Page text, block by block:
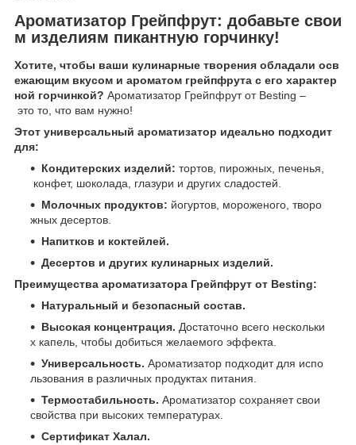
Ароматизатор Грейпфрут: добавьте свои
м изделиям пикантную горчинку!
Хотите, чтобы ваши кулинарные творения обладали осв
ежающим вкусом и ароматом грейпфрута с его характер
ной горчинкой? Ароматизатор Грейпфрут от Besting –
это то, что вам нужно!
Этот универсальный ароматизатор идеально подходит
для:
Кондитерских изделий: тортов, пирожных, печенья,
конфет, шоколада, глазури и других сладостей.
Молочных продуктов: йогуртов, мороженого, творо
жных десертов.
Напитков и коктейлей.
Десертов и других кулинарных изделий.
Преимущества ароматизатора Грейпфрут от Besting:
Натуральный и безопасный состав.
Высокая концентрация. Достаточно всего нескольки
х капель, чтобы добиться желаемого эффекта.
Универсальность. Ароматизатор подходит для испо
льзования в различных продуктах питания.
Термостабильность. Ароматизатор сохраняет свои
свойства при высоких температурах.
Сертификат Халал.